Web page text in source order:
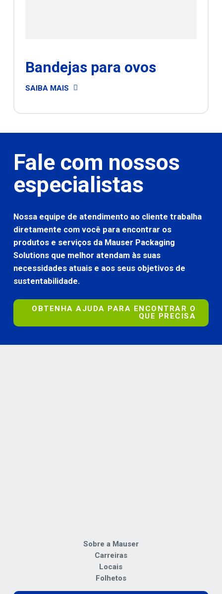
Bandejas para ovos
SAIBA MAIS
Fale com nossos
especialistas
Nossa equipe de atendimento ao cliente trabalha
diretamente com você para encontrar os
produtos e serviços da Mauser Packaging
Solutions que melhor atendam às suas
necessidades atuais e aos seus objetivos de
sustentabilidade.
OBTENHA AJUDA PARA ENCONTRAR O
QUE PRECISA
Sobre a Mauser
Carreiras
Locais
Folhetos